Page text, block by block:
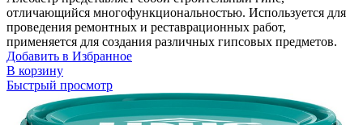
отличающийся многофункциональностью. Используется для
проведения ремонтных и реставрационных работ,
применяется для создания различных гипсовых предметов.
Добавить в Избранное
В корзину
Быстрый просмотр